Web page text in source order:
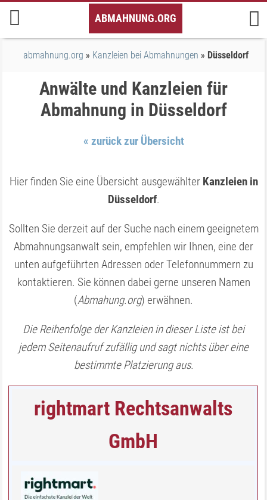
Inhalt
springen
ABMAHNUNG.ORG
abmahnung.org Kanzleien bei Abmahnungen Düsseldorf
Anwälte und Kanzleien für
Abmahnung in Düsseldorf
« zurück zur Übersicht
Hier finden Sie eine Übersicht ausgewählter Kanzleien in
Düsseldorf.
Sollten Sie derzeit auf der Suche nach einem geeignetem
Abmahnungsanwalt sein, empfehlen wir Ihnen, eine der
unten aufgeführten Adressen oder Telefonnummern zu
kontaktieren. Sie können dabei gerne unseren Namen
(Abmahung.org) erwähnen.
Die Reihenfolge der Kanzleien in dieser Liste ist bei
jedem Seitenaufruf zufällig und sagt nichts über eine
bestimmte Platzierung aus.
rightmart Rechtsanwalts
GmbH